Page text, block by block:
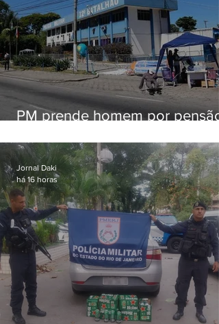
PM prende homem por pensão
Jornal Daki
há 16 horas